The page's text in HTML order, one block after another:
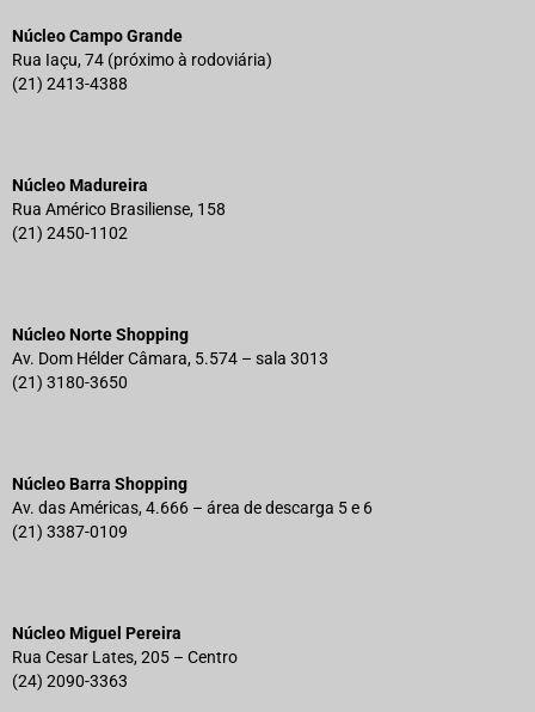
Núcleo Campo Grande
Rua Iaçu, 74 (próximo à rodoviária)
(21) 2413-4388
Núcleo Madureira
Rua Américo Brasiliense, 158
(21) 2450-1102
Núcleo Norte Shopping
Av. Dom Hélder Câmara, 5.574 – sala 3013
(21) 3180-3650
Núcleo Barra Shopping
Av. das Américas, 4.666 – área de descarga 5 e 6
(21) 3387-0109
Núcleo Miguel Pereira
Rua Cesar Lates, 205 – Centro
(24) 2090-3363